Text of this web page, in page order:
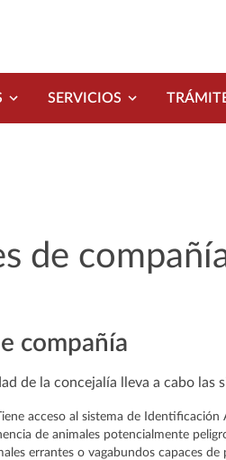
SERVICIOS
de
compañía
de la concejalía lleva a cabo
acceso al sistema de Identificación
de animales potencialmente
errantes o vagabundos capaces